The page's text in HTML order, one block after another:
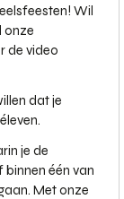
Wil
onze
de video
dat je
je de
één van
Met onze